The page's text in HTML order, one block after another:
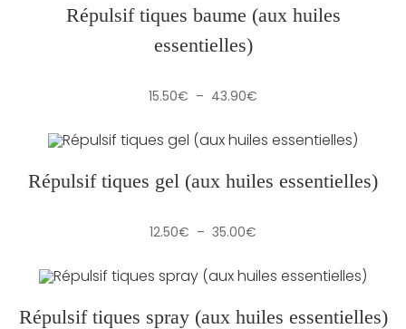
Répulsif tiques baume (aux huiles
essentielles)
15.50€ – 43.90€
à
Répulsif tiques gel (aux huiles essentielles)
12.50€ – 35.00€
12.50€
à
Répulsif tiques spray (aux huiles essentielles)